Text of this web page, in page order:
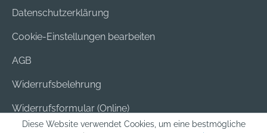
Datenschutzerklärung
Cookie-Einstellungen bearbeiten
AGB
Widerrufsbelehrung
Widerrufsformular (Online)
Diese Website verwendet Cookies, um eine bestmögliche